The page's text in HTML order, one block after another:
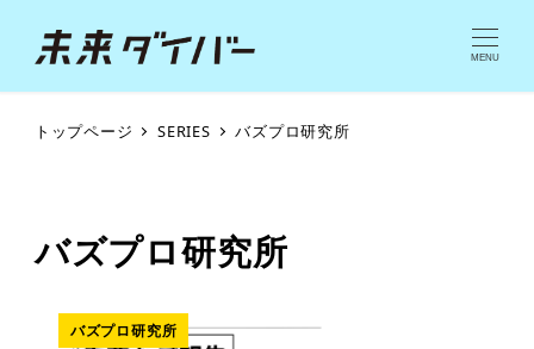
MENU
トップページ SERIES バズプロ研究所
バズプロ研究所
バズプロ研究所